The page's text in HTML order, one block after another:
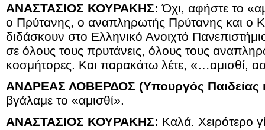
ΑΝΑΣΤΑΣΙΟΣ ΚΟΥΡΑΚΗΣ: Όχι, αφήστε το
ο Πρύτανης, ο αναπληρωτής Πρύτανης και ο
διδάσκουν στο Ελληνικό Ανοιχτό
σε όλους τους πρυτάνεις, όλους τους
κοσμήτορες. Και παρακάτω λέτε, «…αμισθί,
ΑΝΔΡΕΑΣ ΛΟΒΕΡΔΟΣ (Υπουργός Παιδείας
βγάλαμε το «αμισθί».
ΑΝΑΣΤΑΣΙΟΣ ΚΟΥΡΑΚΗΣ: Καλά. Χειρότερο